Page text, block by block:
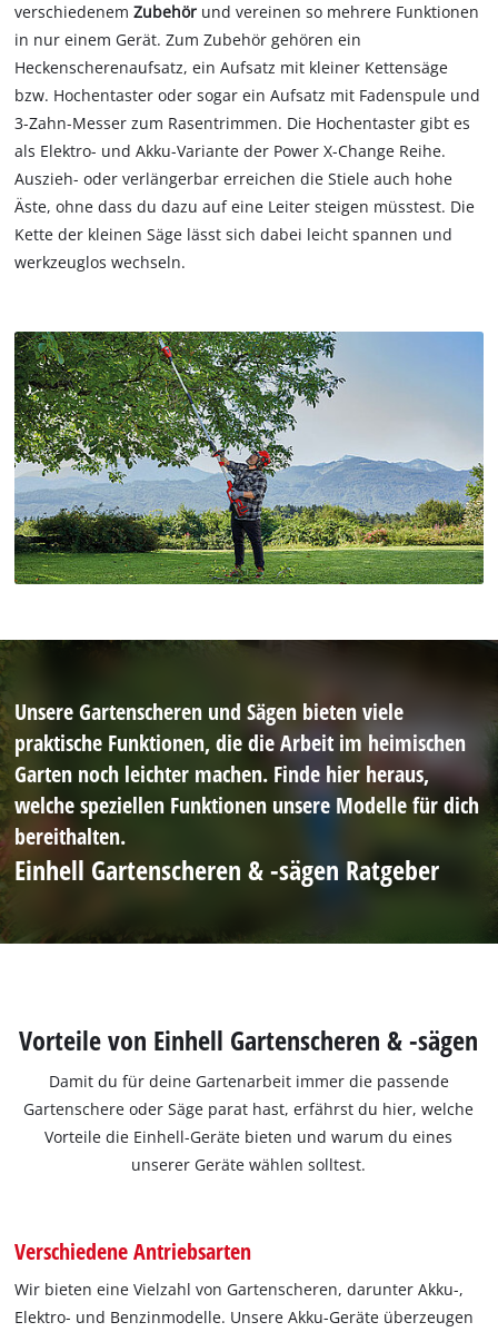
verschiedenemZubehör und vereinen so mehrere Funktionen
in nur einem Gerät. Zum Zubehör gehören ein
Heckenscherenaufsatz, ein Aufsatz mit kleiner Kettensäge
bzw. Hochentaster oder sogar ein Aufsatz mit Fadenspule und
3-Zahn-Messer zum Rasentrimmen. Die Hochentaster gibt es
als Elektro- und Akku-Variante der Power X-Change Reihe.
Auszieh- oder verlängerbar erreichen die Stiele auch hohe
Äste, ohne dass du dazu auf eine Leiter steigen müsstest. Die
Kette der kleinen Säge lässt sich dabei leicht spannen und
werkzeuglos wechseln.
Unsere Gartenscheren und Sägen bieten viele
praktische Funktionen, die die Arbeit im heimischen
Garten noch leichter machen. Finde hier heraus,
welche speziellen Funktionen unsere Modelle für dich
bereithalten.
Einhell Gartenscheren & -sägen Ratgeber
Vorteile von Einhell Gartenscheren & -sägen
Damit du für deine Gartenarbeit immer die passende
Gartenschere oder Säge parat hast, erfährst du hier, welche
Vorteile die Einhell-Geräte bieten und warum du eines
unserer Geräte wählen solltest.
Verschiedene Antriebsarten
Wir bieten eine Vielzahl von Gartenscheren, darunter Akku-,
Elektro- und Benzinmodelle. Unsere Akku-Geräte überzeugen